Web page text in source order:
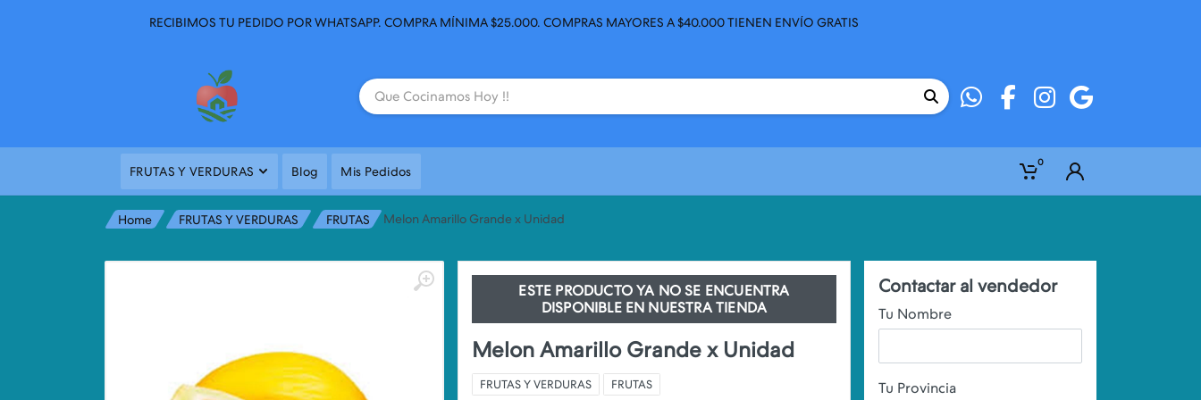
RECIBIMOS TU PEDIDO POR WHATSAPP. COMPRA MÍNIMA $25.000. COMPRAS MAYORES A $40.000 TIENEN ENVÍO GRATIS
FRUTAS Y VERDURAS Blog Mis Pedidos
0
Home FRUTAS Y VERDURAS FRUTAS Melon Amarillo Grande x Unidad
ESTE PRODUCTO YA NO SE ENCUENTRA
DISPONIBLE EN NUESTRA TIENDA
Melon Amarillo Grande x Unidad
FRUTAS Y VERDURAS FRUTAS
Contactar al vendedor
Tu Nombre
Tu Provincia